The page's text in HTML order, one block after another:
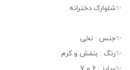
✨شلوارک دخترانه
✨جنس : نخی
✨رنگ : بنفش و کرم